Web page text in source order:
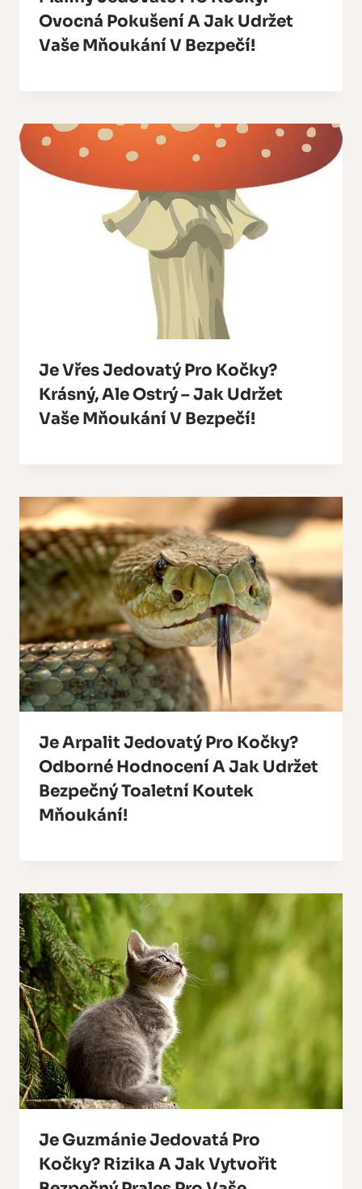
Ovocná Pokušení A Jak Udržet
Vaše Mňoukání V Bezpečí!
Je Vřes Jedovatý Pro Kočky?
Krásný, Ale Ostrý – Jak Udržet
Vaše Mňoukání V Bezpečí!
Je Arpalit Jedovatý Pro Kočky?
Odborné Hodnocení A Jak Udržet
Bezpečný Toaletní Koutek
Mňoukání!
Je Guzmánie Jedovatá Pro
Kočky? Rizika A Jak Vytvořit